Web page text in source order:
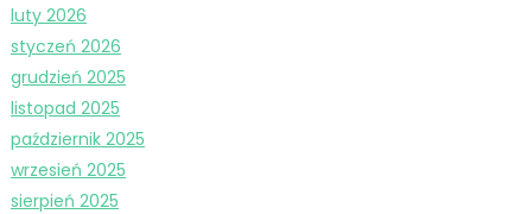
luty 2026
styczeń 2026
grudzień 2025
listopad 2025
październik 2025
wrzesień 2025
sierpień 2025